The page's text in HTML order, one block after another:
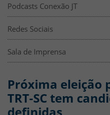
Podcasts Conexão JT
Redes Sociais
Sala de Imprensa
Próxima eleição
TRT-SC tem
definidas